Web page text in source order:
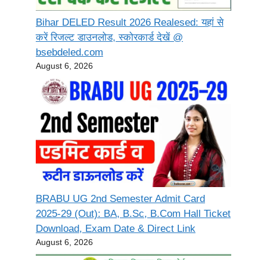
Bihar DELED Result 2026 Realesed: यहां से
करें रिजल्ट डाउनलोड, स्कोरकार्ड देखें @
bsebdeled.com
August 6, 2026
BRABU UG 2nd Semester Admit Card
2025-29 (Out): BA, B.Sc, B.Com Hall Ticket
Download, Exam Date & Direct Link
August 6, 2026